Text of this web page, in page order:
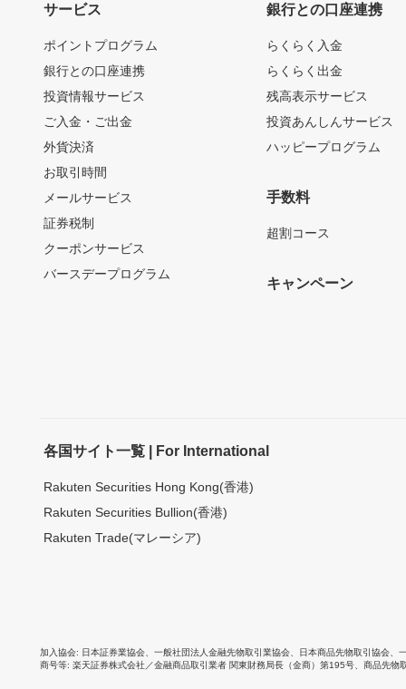
サービス
ポイントプログラム
銀行との口座連携
投資情報サービス
ご入金・ご出金
外貨決済
お取引時間
メールサービス
証券税制
クーポンサービス
バースデープログラム
銀行との口座連携
らくらく入金
らくらく出金
残高表示サービス
投資あんしんサービス
ハッピープログラム
手数料
超割コース
キャンペーン
各国サイト一覧 | For International
Rakuten Securities Hong Kong(香港)
Rakuten Securities Bullion(香港)
Rakuten Trade(マレーシア)
加入協会 日本証券業協会 一般社団法人金融先物取引業協会 日本商品先物取引協会
商号等 楽天証券株式会社／金融商品取引業者 関東財務局長（金商）第195号、商品先物